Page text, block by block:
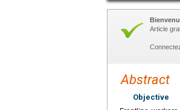
Article
Abstract
Objective